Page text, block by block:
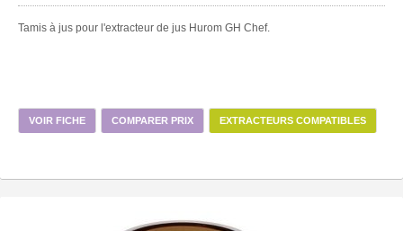
Tamis à jus pour l'extracteur de jus Hurom GH Chef.
VOIR FICHE COMPARER PRIX EXTRACTEURS COMPATIBLES